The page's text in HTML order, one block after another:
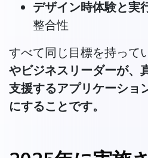
デザイン時体験と実
整合性
すべて同じ目標を持って
やビジネスリーダーが、
支援するアプリケーショ
にすることです。